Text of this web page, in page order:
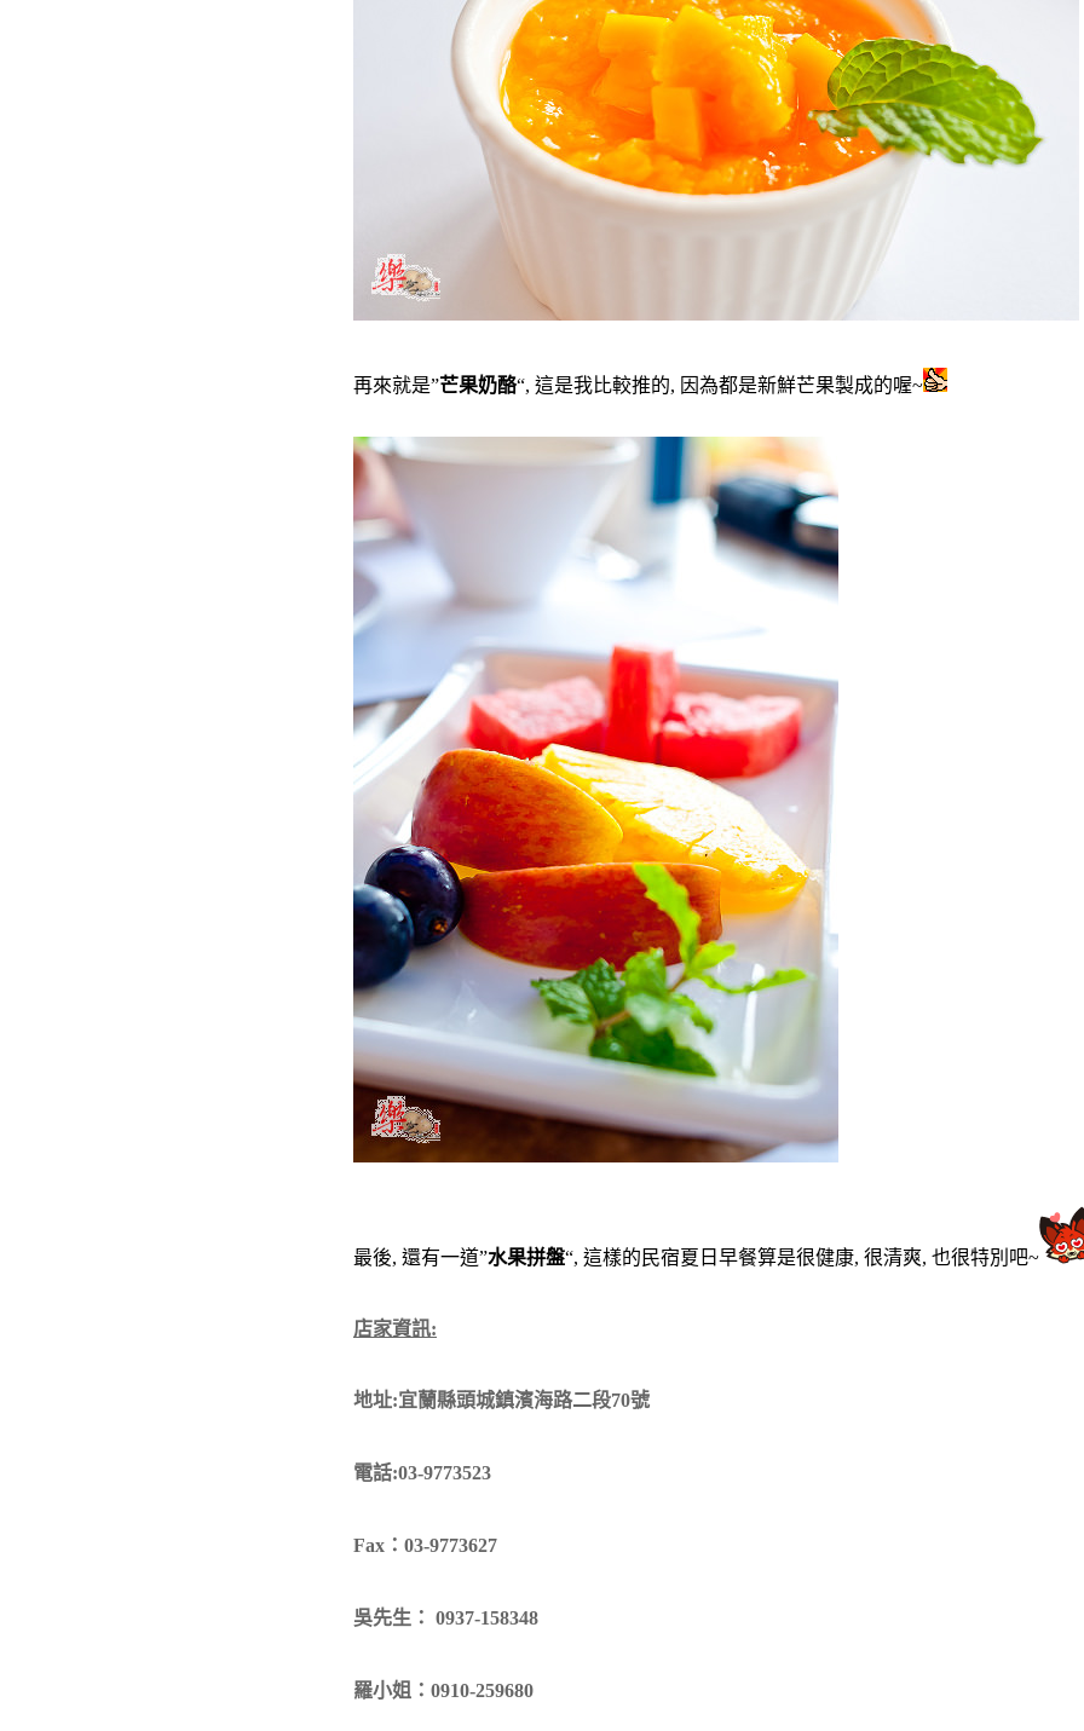
再來就是”芒果奶酪“, 這是我比較推的, 因為都是新鮮芒果製成的喔~
最後, 還有一道”水果拼盤“, 這樣的民宿夏日早餐算是很健康, 很清爽, 也很特別吧~
店家資訊:
地址:宜蘭縣頭城鎮濱海路二段70號
電話:03-9773523
Fax：03-9773627
吳先生： 0937-158348
羅小姐：0910-259680